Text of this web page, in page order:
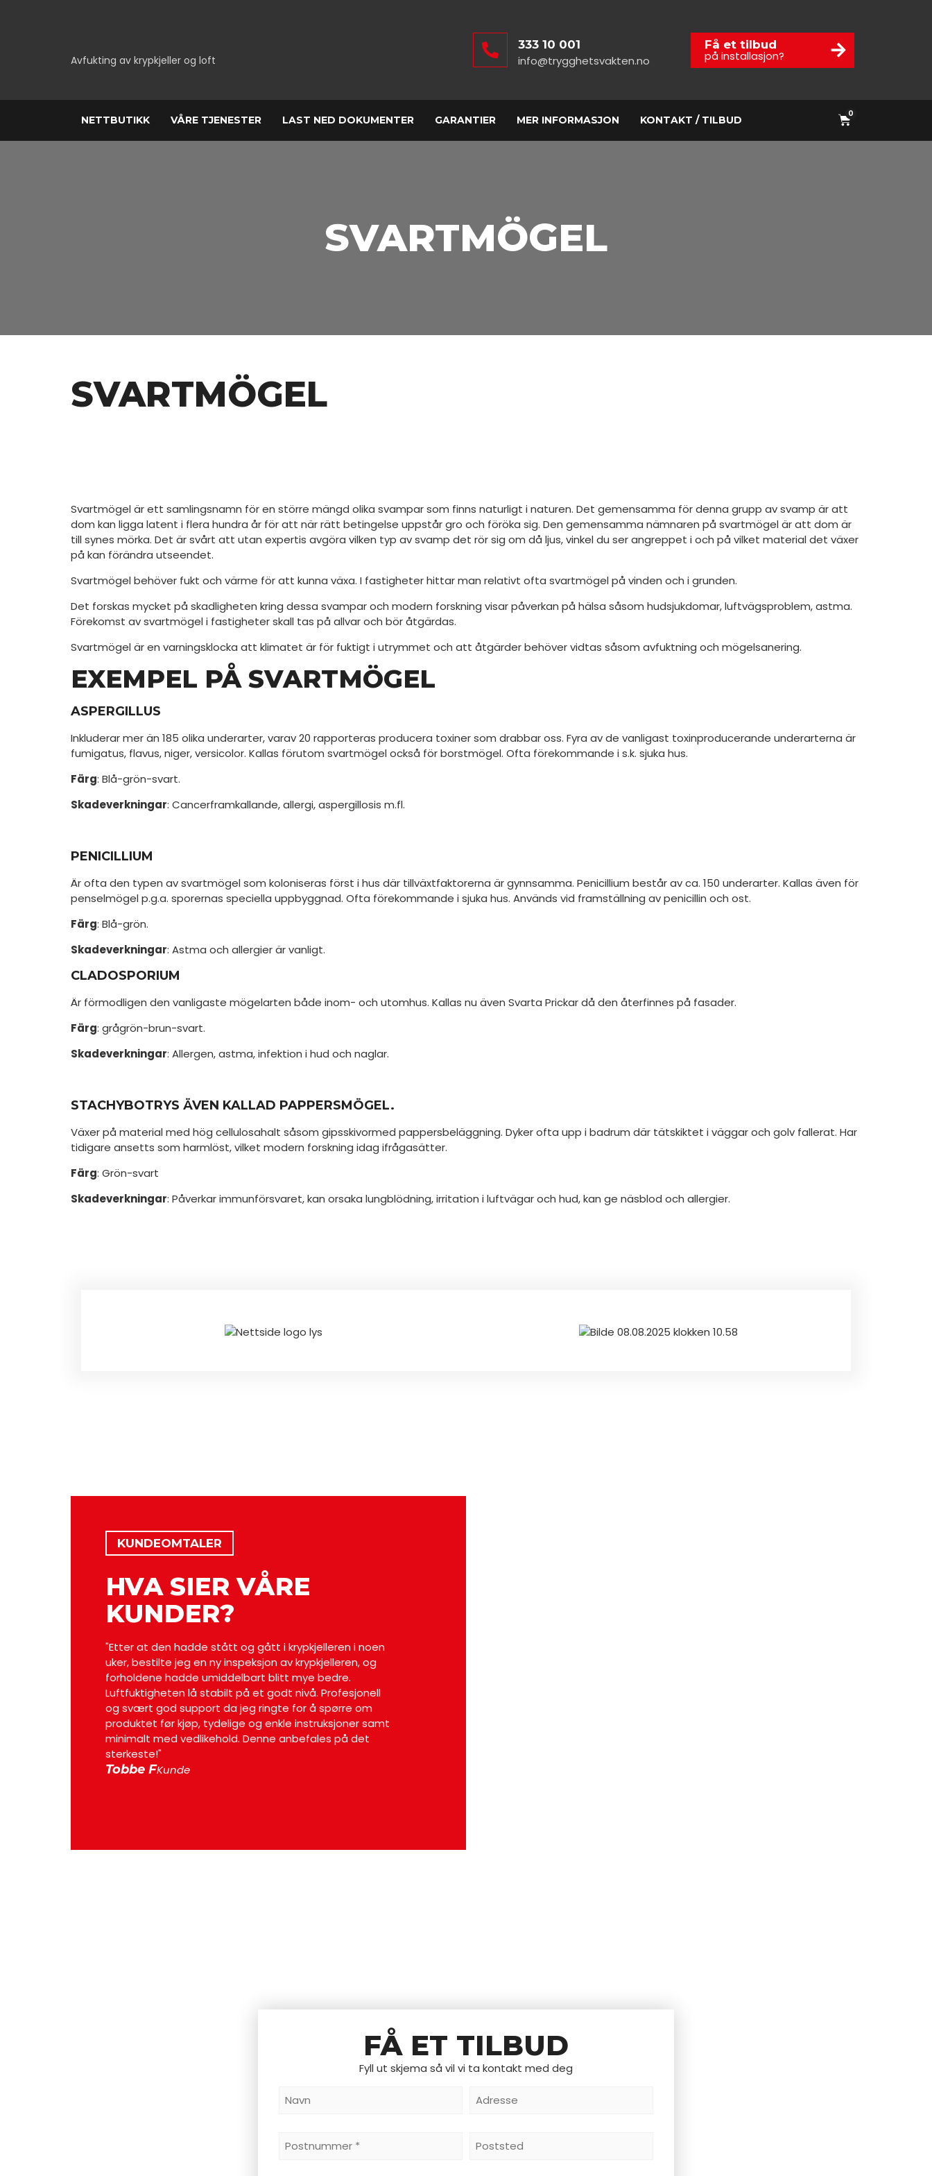
Avfukting av krypkjeller og loft
333 10 001
info@trygghetsvakten.no
Få et tilbud
på installasjon?
NETTBUTIKK VÅRE TJENESTER LAST NED DOKUMENTER GARANTIER MER INFORMASJON KONTAKT / TILBUD
0
SVARTMÖGEL
SVARTMÖGEL
Svartmögel är ett samlingsnamn för en större mängd olika svampar som finns naturligt i naturen. Det gemensamma för denna grupp av svamp är att
dom kan ligga latent i flera hundra år för att när rätt betingelse uppstår gro och föröka sig. Den gemensamma nämnaren på svartmögel är att dom är
till synes mörka. Det är svårt att utan expertis avgöra vilken typ av svamp det rör sig om då ljus, vinkel du ser angreppet i och på vilket material det växer
på kan förändra utseendet.
Svartmögel behöver fukt och värme för att kunna växa. I fastigheter hittar man relativt ofta svartmögel på vinden och i grunden.
Det forskas mycket på skadligheten kring dessa svampar och modern forskning visar påverkan på hälsa såsom hudsjukdomar, luftvägsproblem, astma.
Förekomst av svartmögel i fastigheter skall tas på allvar och bör åtgärdas.
Svartmögel är en varningsklocka att klimatet är för fuktigt i utrymmet och att åtgärder behöver vidtas såsom avfuktning och mögelsanering.
EXEMPEL PÅ SVARTMÖGEL
ASPERGILLUS
Inkluderar mer än 185 olika underarter, varav 20 rapporteras producera toxiner som drabbar oss. Fyra av de vanligast toxinproducerande underarterna är
fumigatus, flavus, niger, versicolor. Kallas förutom svartmögel också för borstmögel. Ofta förekommande i s.k. sjuka hus.
Färg: Blå-grön-svart.
Skadeverkningar: Cancerframkallande, allergi, aspergillosis m.fl.
PENICILLIUM
Är ofta den typen av svartmögel som koloniseras först i hus där tillväxtfaktorerna är gynnsamma. Penicillium består av ca. 150 underarter. Kallas även för
penselmögel p.g.a. sporernas speciella uppbyggnad. Ofta förekommande i sjuka hus. Används vid framställning av penicillin och ost.
Färg: Blå-grön.
Skadeverkningar: Astma och allergier är vanligt.
CLADOSPORIUM
Är förmodligen den vanligaste mögelarten både inom- och utomhus. Kallas nu även Svarta Prickar då den återfinnes på fasader.
Färg: grågrön-brun-svart.
Skadeverkningar: Allergen, astma, infektion i hud och naglar.
STACHYBOTRYS ÄVEN KALLAD PAPPERSMÖGEL.
Växer på material med hög cellulosahalt såsom gipsskivormed pappersbeläggning. Dyker ofta upp i badrum där tätskiktet i väggar och golv fallerat. Har
tidigare ansetts som harmlöst, vilket modern forskning idag ifrågasätter.
Färg: Grön-svart
Skadeverkningar: Påverkar immunförsvaret, kan orsaka lungblödning, irritation i luftvägar och hud, kan ge näsblod och allergier.
KUNDEOMTALER
HVA SIER VÅRE
KUNDER?
"Etter at den hadde stått og gått i krypkjelleren i noen
uker, bestilte jeg en ny inspeksjon av krypkjelleren, og
forholdene hadde umiddelbart blitt mye bedre.
Luftfuktigheten lå stabilt på et godt nivå. Profesjonell
og svært god support da jeg ringte for å spørre om
produktet før kjøp, tydelige og enkle instruksjoner samt
minimalt med vedlikehold. Denne anbefales på det
sterkeste!"
Tobbe FKunde
FÅ ET TILBUD
Fyll ut skjema så vil vi ta kontakt med deg
Navn Adresse
Postnummer Poststed